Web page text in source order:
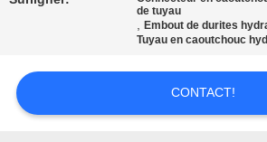
DEMANDEZ
UNE
CITATION
de tuyau
,Embout de durites
Tuyau en caoutchouc
CONTACT!